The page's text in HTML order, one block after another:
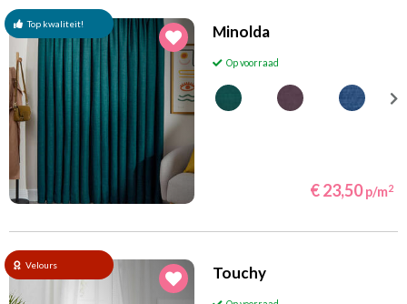
Top kwaliteit! Minolda
Op voorraad
€ 23,50 p/m2
Velours Touchy